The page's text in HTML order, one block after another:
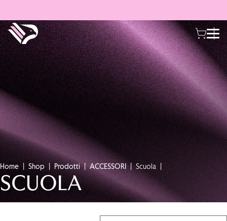
Home Shop Prodotti ACCESSORI Scuola
SCUOLA